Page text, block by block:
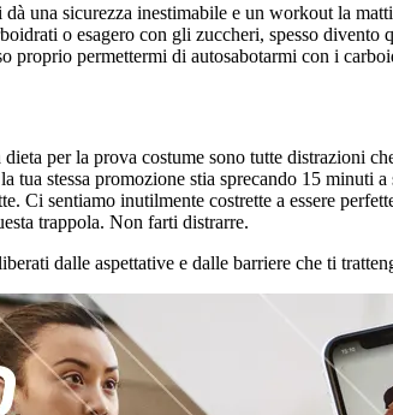
una sicurezza inestimabile e un workout la
o esagero con gli zuccheri, spesso divento
permettermi di autosabotarmi con i
per la prova costume sono tutte distrazioni
stessa promozione stia sprecando 15 minuti
Ci sentiamo inutilmente costrette a essere
trappola. Non farti distrarre.
dalle aspettative e dalle barriere che ti